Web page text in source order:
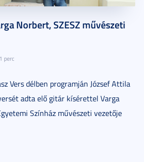
Norbert, SZESZ művészeti
1 perc
Vers délben programján József Attila
adta elő gitár kísérettel Varga
Színház művészeti vezetője